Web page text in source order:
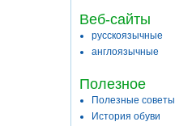
Веб-сайты
русскоязычные
англоязычные
Полезное
Полезные советы
История обуви